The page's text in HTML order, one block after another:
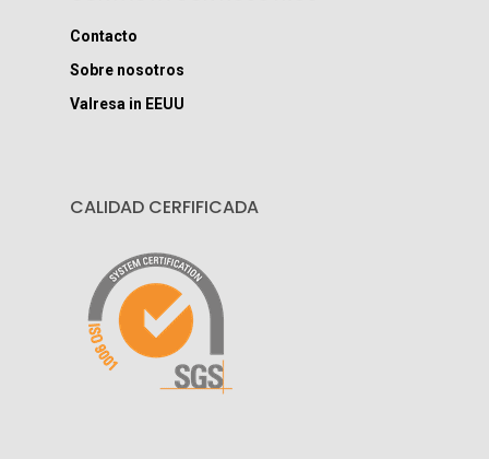
Contacto
Sobre nosotros
Valresa in EEUU
CALIDAD CERFIFICADA